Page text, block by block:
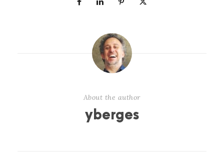
About the author
yberges